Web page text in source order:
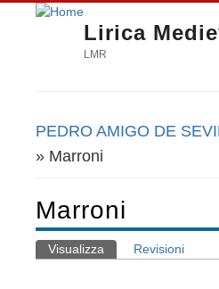
Lirica
LMR
Tu sei qui
PEDRO AMIGO DE
» Marroni
Marroni
Schede primarie
Visualizza (scheda attiva)
Revisioni